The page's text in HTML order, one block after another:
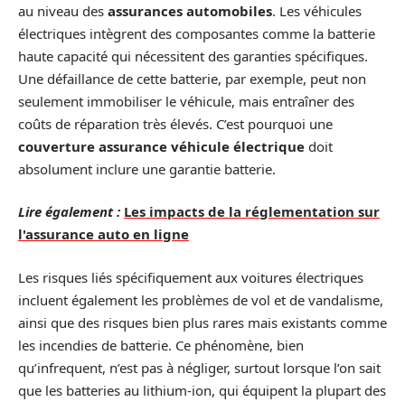
au niveau des assurances automobiles. Les véhicules
électriques intègrent des composantes comme la batterie
haute capacité qui nécessitent des garanties spécifiques.
Une défaillance de cette batterie, par exemple, peut non
seulement immobiliser le véhicule, mais entraîner des
coûts de réparation très élevés. C’est pourquoi une
couverture assurance véhicule électrique doit
absolument inclure une garantie batterie.
Lire également : Les impacts de la réglementation sur
l'assurance auto en ligne
Les risques liés spécifiquement aux voitures électriques
incluent également les problèmes de vol et de vandalisme,
ainsi que des risques bien plus rares mais existants comme
les incendies de batterie. Ce phénomène, bien
qu’infrequent, n’est pas à négliger, surtout lorsque l’on sait
que les batteries au lithium-ion, qui équipent la plupart des